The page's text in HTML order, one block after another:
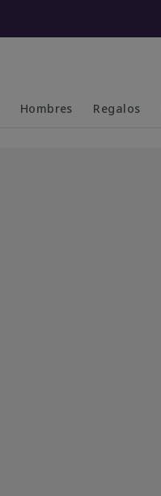
Hombres Regalos